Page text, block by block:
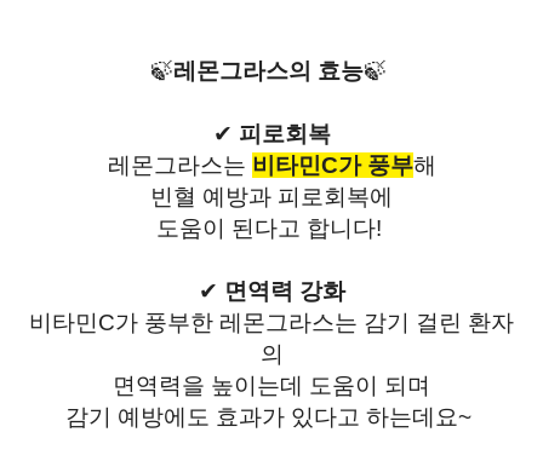
🍃레몬그라스의 효능🍃
✔ 피로회복
레몬그라스는 비타민C가 풍부해
빈혈 예방과 피로회복에
도움이 된다고 합니다!
✔ 면역력 강화
비타민C가 풍부한 레몬그라스는 감기 걸린 환자
의
면역력을 높이는데 도움이 되며
감기 예방에도 효과가 있다고 하는데요~